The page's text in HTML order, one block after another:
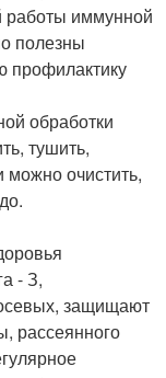
работы иммунной
полезны
профилактику
обработки
тушить,
можно очистить,
- З,
защищают
рассеянного